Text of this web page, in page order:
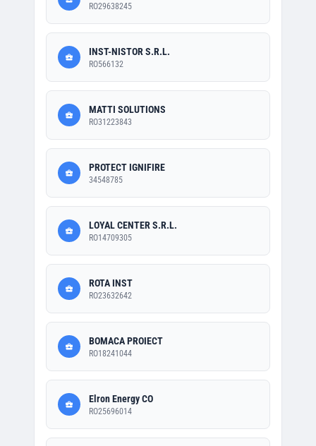
RO29638245
INST-NISTOR S.R.L.
RO566132
MATTI SOLUTIONS
RO31223843
PROTECT IGNIFIRE
34548785
LOYAL CENTER S.R.L.
RO14709305
ROTA INST
RO23632642
BOMACA PROIECT
RO18241044
Elron Energy CO
RO25696014